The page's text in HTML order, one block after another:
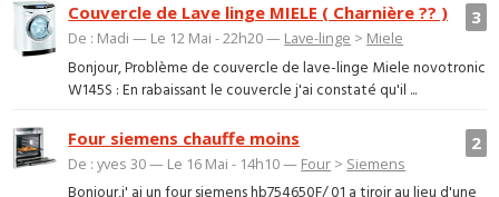
3
Couvercle de Lave linge MIELE ( Charnière ?? )
De : Madi — Le 12 Mai - 22h20 — Lave-linge > Miele
Bonjour, Problème de couvercle de lave-linge Miele novotronic
W145S : En rabaissant le couvercle j'ai constaté qu'il ...
2
Four siemens chauffe moins
De : yves 30 — Le 16 Mai - 14h10 — Four > Siemens